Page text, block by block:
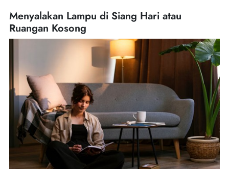
Menyalakan Lampu di Siang Hari atau
Ruangan Kosong